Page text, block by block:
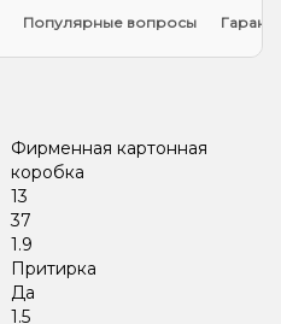
Популярные вопросы
Фирменная картонная
коробка
13
37
1.9
Притирка
Да
1.5